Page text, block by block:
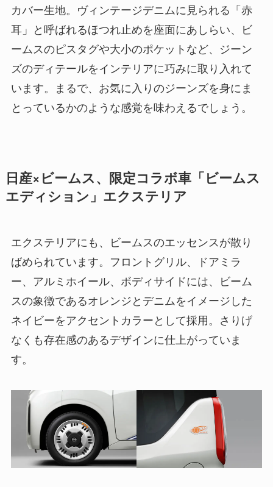
カバー生地。ヴィンテージデニムに見られる「赤
耳」と呼ばれるほつれ止めを座面にあしらい、ビ
ームスのピスタグや大小のポケットなど、ジーン
ズのディテールをインテリアに巧みに取り入れて
います。まるで、お気に入りのジーンズを身にま
とっているかのような感覚を味わえるでしょう。
日産×ビームス、限定コラボ車「ビームス
エディション」エクステリア
エクステリアにも、ビームスのエッセンスが散り
ばめられています。フロントグリル、ドアミラ
ー、アルミホイール、ボディサイドには、ビーム
スの象徴であるオレンジとデニムをイメージした
ネイビーをアクセントカラーとして採用。さりげ
なくも存在感のあるデザインに仕上がっていま
す。